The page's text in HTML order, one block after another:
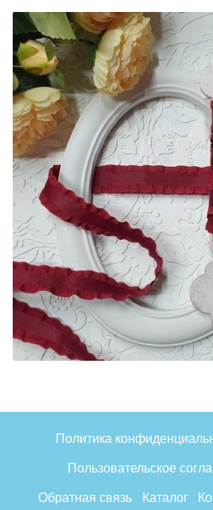
Политика
Пользовательское
Обратная связь Каталог